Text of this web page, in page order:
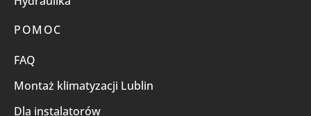
POMOC
FAQ
Montaż klimatyzacji Lublin
Dla instalatorów